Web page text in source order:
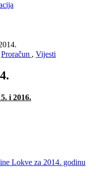
Proračun , Vijesti
i 2016.
Lokve za 2014. godinu